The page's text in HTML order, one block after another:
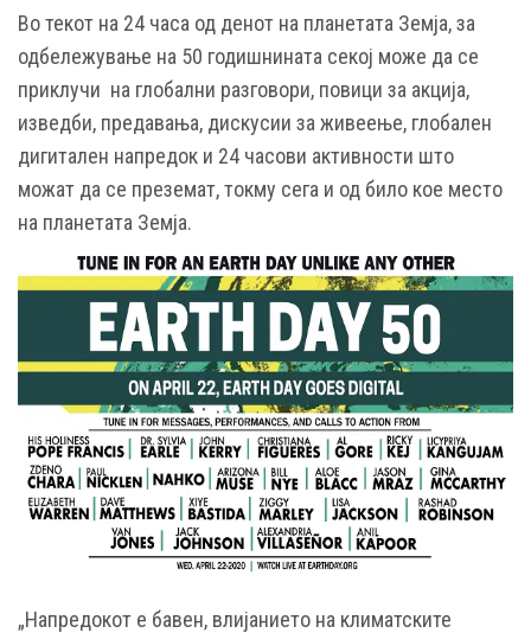
Во текот на 24 часа од денот на планетата Земја, за
одбележување на 50 годишнината секој може да се
приклучи на глобални разговори, повици за акција,
изведби, предавања, дискусии за живеење, глобален
дигитален напредок и 24 часови активности што
можат да се преземат, токму сега и од било кое место
на планетата Земја.
„Напредокот е бавен, влијанието на климатските